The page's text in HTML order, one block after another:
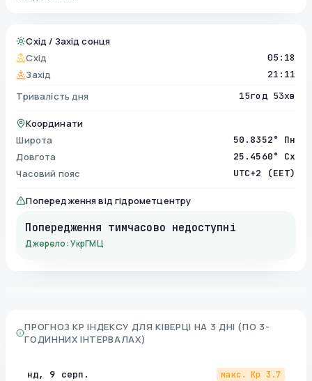
Схід / Захід сонця
Схід
05:18
Захід 21:11
Тривалість дня 15год 53хв
Координати
Широта
50.8352° Пн
Довгота 25.4560° Сх
Часовий пояс UTC+2 (EET)
Попередження від гідрометцентру
Попередження тимчасово недоступні
Джерело: УкрГМЦ
ПРОГНОЗ KP ІНДЕКСУ ДЛЯ КІВЕРЦІ НА 3 ДНІ (ПО 3-
ГОДИННИХ ІНТЕРВАЛАХ)
нд, 9 серп. макс. Kp 3.7